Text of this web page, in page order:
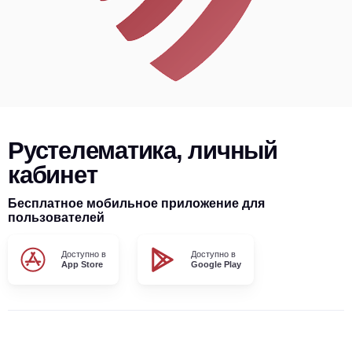
Рустелематика, личный
кабинет
Бесплатное мобильное приложение для
пользователей
Доступно в
App Store
Доступно в
Google Play